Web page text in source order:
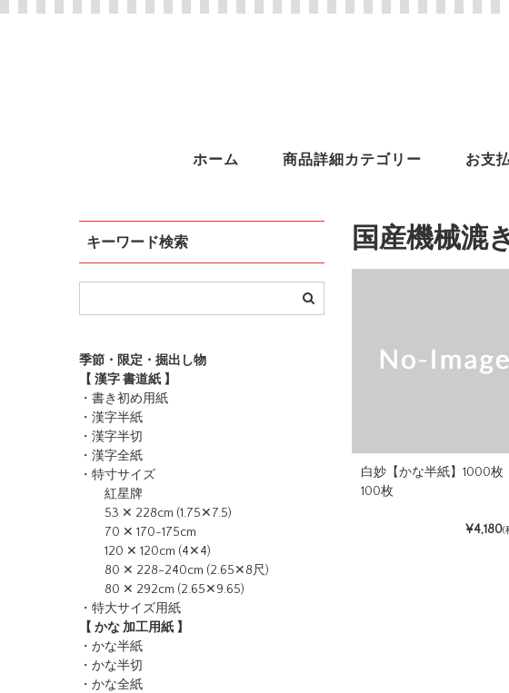
ホーム 商品詳細カテゴリー お支
国産機械漉
白妙【かな半紙】1000枚
100枚
¥4,180(
キーワード検索
季節・限定・掘出し物
【 漢字 書道紙 】
・書き初め用紙
・漢字半紙
・漢字半切
・漢字全紙
・特寸サイズ
紅星牌
53 ✕ 228cm (1.75✕7.5)
70 ✕ 170-175cm
120 ✕ 120cm (4✕4)
80 ✕ 228-240cm (2.65✕8尺)
80 ✕ 292cm (2.65✕9.65)
・特大サイズ用紙
【 かな 加工用紙 】
・かな半紙
・かな半切
・かな全紙